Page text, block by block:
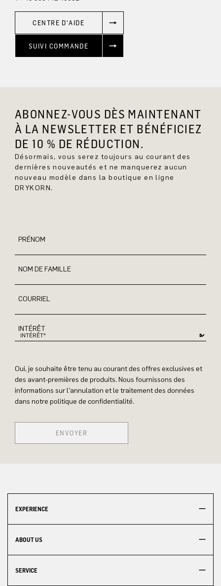
CENTRE D'AIDE
SUIVI COMMANDE
ABONNEZ-VOUS DÈS MAINTENANT
À LA NEWSLETTER ET BÉNÉFICIEZ
DE 10 % DE RÉDUCTION.
Désormais, vous serez toujours au courant des
dernières nouveautés et ne manquerez aucun
nouveau modèle dans la boutique en ligne
DRYKORN.
PRÉNOM
NOM DE FAMILLE
COURRIEL
INTÉRÊT
Oui, je souhaite être tenu au courant des offres exclusives et
des avant-premières de produits. Nous fournissons des
informations sur l'annulation et le traitement des données
dans notre politique de confidentialité.
ENVOYER
EXPERIENCE
ABOUT US
SERVICE